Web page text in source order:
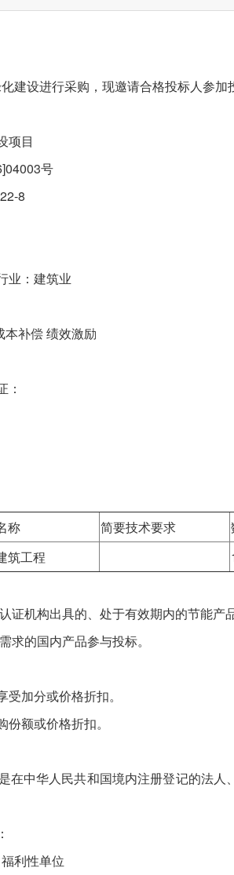
设进行采购，现邀请合格投标人参加
项目
号
8
业：建筑业
补偿 绩效激励
称 简要技术要求
筑工程
机构出具的、处于有效期内的节能产品
的国内产品参与投标。
加分或价格折扣。
额或价格折扣。
中华人民共和国境内注册登记的法人
利性单位